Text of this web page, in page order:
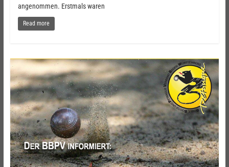
angenommen. Erstmals waren
Read more